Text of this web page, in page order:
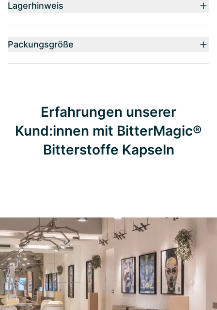
Lagerhinweis
Packungsgröße
Erfahrungen unserer
Kund:innen mit BitterMagic®
Bitterstoffe Kapseln